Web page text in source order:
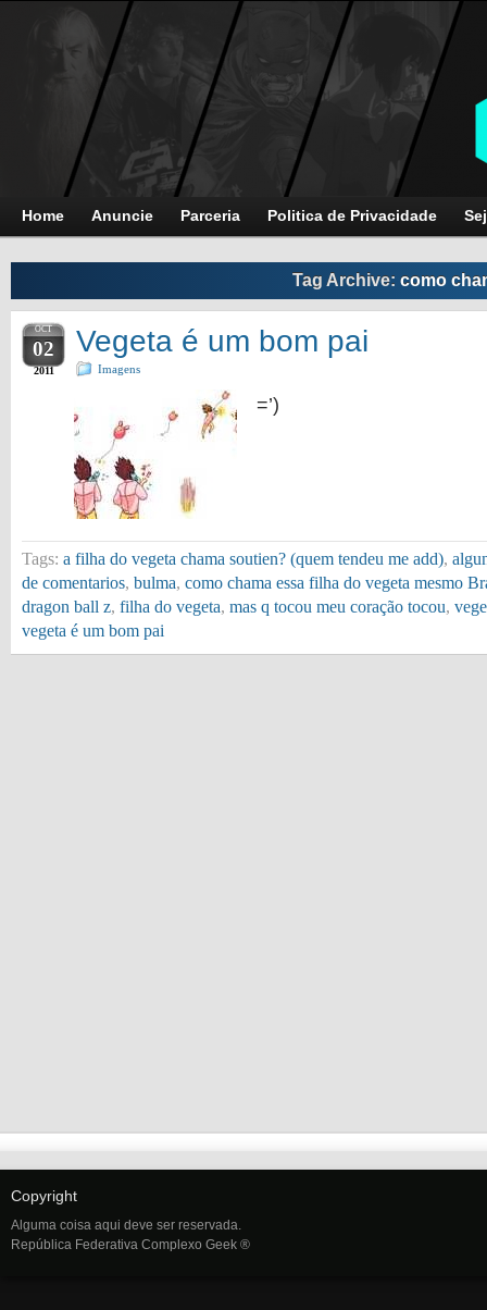
Home Anuncie Parceria Politica de Privacidade
Tag Archive: como
OCT
02
2011
Vegeta é um bom pai
Imagens
=’)
Tags: a filha do vegeta chama soutien? (quem tendeu me add),
de comentarios, bulma, como chama essa filha do vegeta mesmo
dragon ball z, filha do vegeta, mas q tocou meu coração tocou,
vegeta é um bom pai
Copyright
Alguma coisa aqui deve ser reservada.
República Federativa Complexo Geek ®